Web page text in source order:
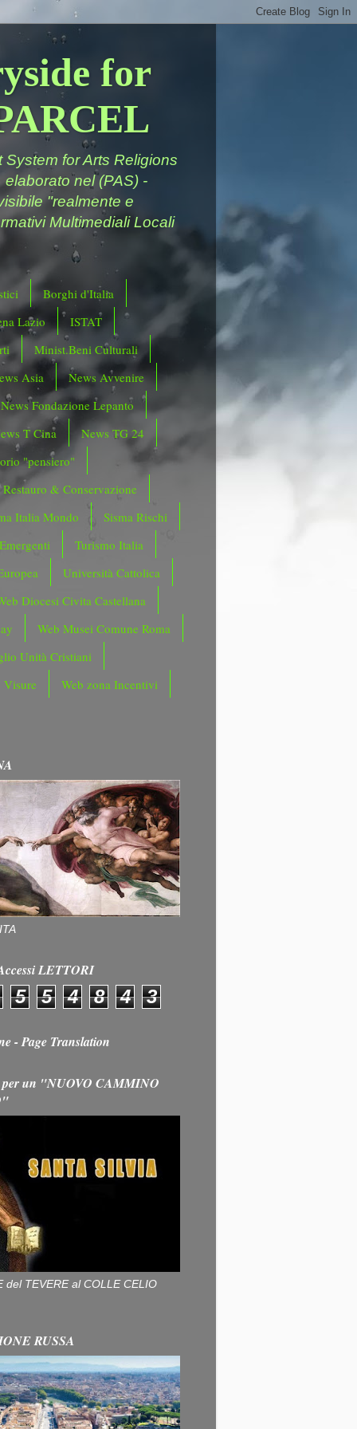
for
for Arts Religions
nel (PAS) -
"realmente e
Multimediali Locali
Borghi d'Italia
Lazio
ISTAT
Minist.Beni Culturali
Asia
News Avvenire
News Fondazione Lepanto
T Cina
News TG 24
"pensiero"
Restauro & Conservazione
Italia Mondo
Sisma Rischi
Turismo Italia
Università Cattolica
Diocesi Civita Castellana
Web Musei Comune Roma
Unità Cristiani
Visure
Web zona Incentivi
LETTORI
5 5 4 8 4 3
- Page Translation
per un "NUOVO CAMMINO
del TEVERE al COLLE CELIO
RUSSA